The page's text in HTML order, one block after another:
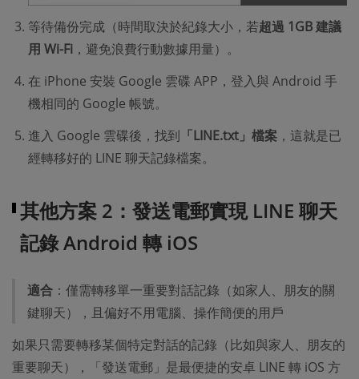
等待備份完成（時間取決於紀錄大小，若超過 1GB 建議
用 Wi-Fi ，避免浪費行動數據用量）。
在 iPhone 安裝 Google 雲碟 APP，登入與 Android 手
機相同的 Google 帳號。
進入 Google 雲碟後，找到 「LINE.txt」檔案 ，這就是已
經轉移好的 LINE 聊天記錄檔案。
其他方案 2：發送電郵實現 LINE 聊天
記錄 Android 轉 iOS
適合 ：僅需轉移單一重要對話記錄（如家人、朋友的關
鍵聊天），且偏好不用電腦、操作簡便的用戶
如果只需要轉移某個特定對話的記錄（比如與家人、朋友的
重要聊天），「發送電郵」是最便捷的安卓 LINE 轉 iOS 方